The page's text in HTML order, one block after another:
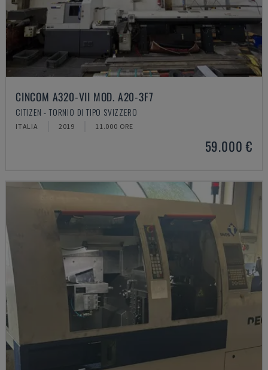
CINCOM A320-VII MOD. A20-3F7
CITIZEN - TORNIO DI TIPO SVIZZERO
ITALIA 2019 11.000 ORE
59.000 €